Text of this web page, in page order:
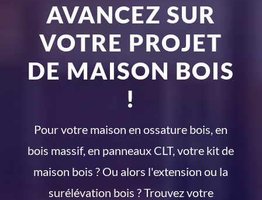
AVANCEZ SUR
VOTRE PROJET
DE MAISON BOIS
!
Pour votre maison en ossature bois, en
bois massif, en panneaux CLT, votre kit de
maison bois ? Ou alors l'extension ou la
surélévation bois ? Trouvez votre